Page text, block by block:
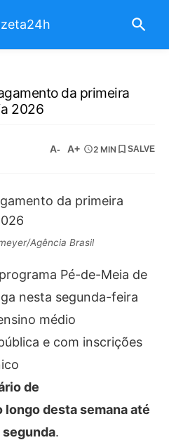
da primeira
2026
A- A+ 2 MIN SALVE
Agência Brasil
Pé-de-Meia de
nesta segunda-feira
médio
e com inscrições
de
longo desta semana até
segunda.